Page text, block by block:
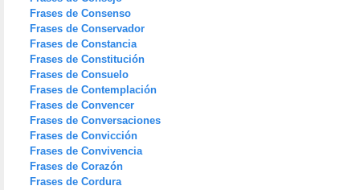
Frases de Consenso
Frases de Conservador
Frases de Constancia
Frases de Constitución
Frases de Consuelo
Frases de Contemplación
Frases de Convencer
Frases de Conversaciones
Frases de Convicción
Frases de Convivencia
Frases de Corazón
Frases de Cordura